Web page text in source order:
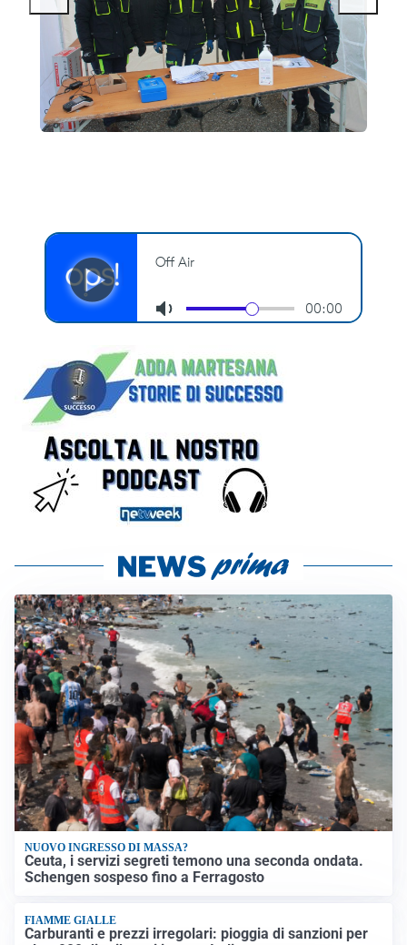
NUOVO INGRESSO DI MASSA?
Ceuta, i servizi segreti temono una seconda ondata.
Schengen sospeso fino a Ferragosto
FIAMME GIALLE
Carburanti e prezzi irregolari: pioggia di sanzioni per